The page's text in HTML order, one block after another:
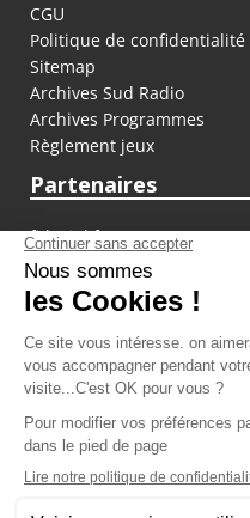
CGU
Politique de confidentialité
Sitemap
Archives Sud Radio
Archives Programmes
Règlement jeux
Partenaires
fiducial.fr
lyoncapitale.fr
olympique-et-lyonnais.com
L'application Iphone
Les cookies